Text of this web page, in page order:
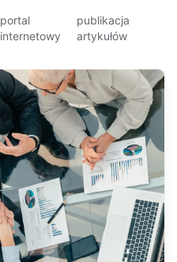
portal
internetowy
publikacja
artykułów